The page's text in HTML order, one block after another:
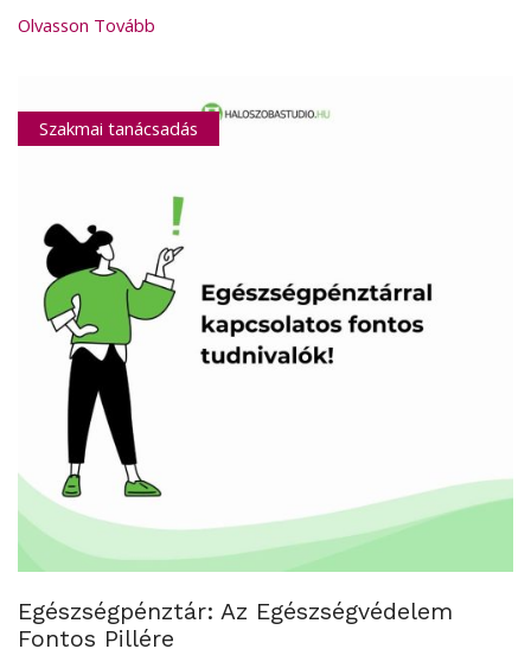
Olvasson Tovább
Szakmai tanácsadás
Egészségpénztár: Az Egészségvédelem
Fontos Pillére